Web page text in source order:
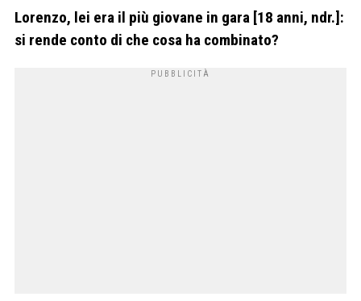
Lorenzo, lei era il più giovane in gara [18 anni, ndr.]:
si rende conto di che cosa ha combinato?